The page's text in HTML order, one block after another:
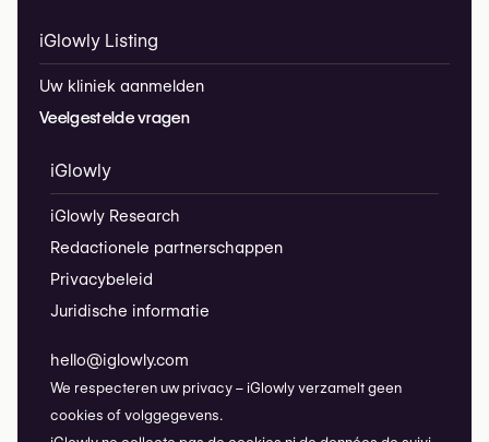
iGlowly Listing
Uw kliniek aanmelden
Veelgestelde vragen
iGlowly
iGlowly Research
Redactionele partnerschappen
Privacybeleid
Juridische informatie
hello@iglowly.com
We respecteren uw privacy – iGlowly verzamelt geen
cookies of volggegevens.